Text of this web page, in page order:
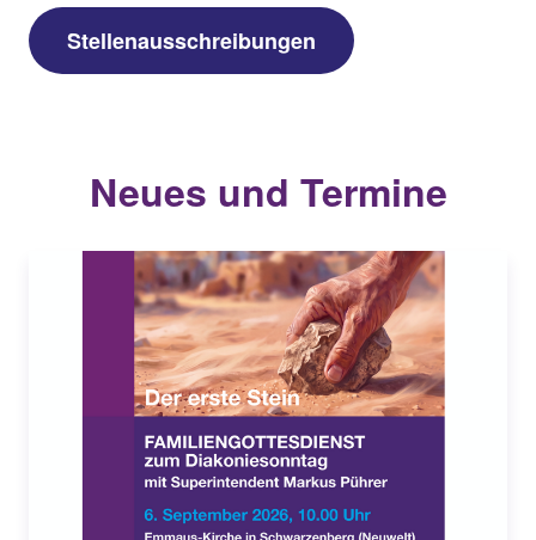
Stellenausschreibungen
Neues und Termine